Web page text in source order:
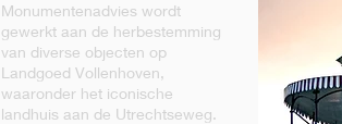
Monumentenadvies wordt
gewerkt aan de herbestemming
van diverse objecten op
Landgoed Vollenhoven,
waaronder het iconische
landhuis aan de Utrechtseweg.